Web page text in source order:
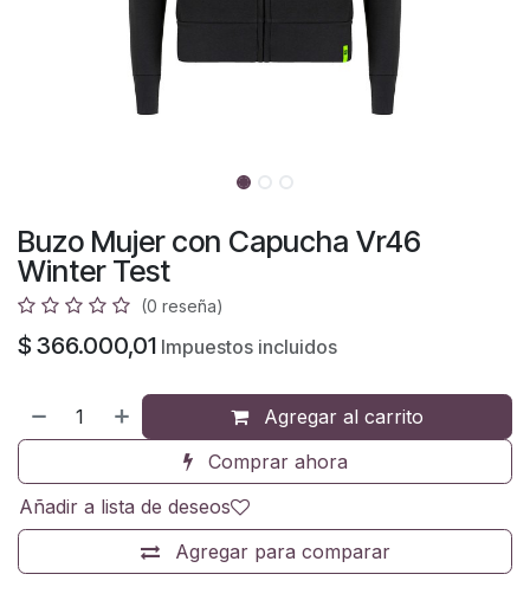
Buzo Mujer con Capucha Vr46
Winter Test
(0 reseña)
$ 366.000,01 Impuestos incluidos
Agregar al carrito
Comprar ahora
Agregar para comparar
Añadir a lista de deseos